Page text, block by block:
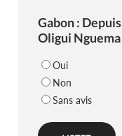
Gabon :
Oligui
Oui
Non
Sans avis